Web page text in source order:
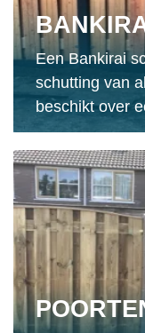
Een Bankirai
schutting van
beschikt over